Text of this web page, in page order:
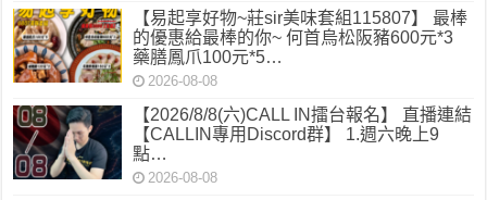
【易起享好物~莊sir美味套組115807】 最棒
的優惠給最棒的你~ 何首烏松阪豬600元*3
藥膳鳳爪100元*5…
2026-08-08
【2026/8/8(六)CALL IN擂台報名】 直播連結
【CALLIN專用Discord群】 1.週六晚上9
點…
2026-08-08